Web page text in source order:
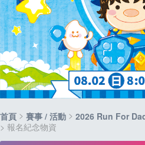
首頁 > 賽事 / 活動 > 2026 Run For
> 報名紀念物資